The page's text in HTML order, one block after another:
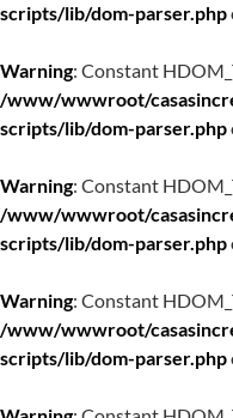
scripts/lib/dom-parser.php
Warning: Constant
/www/wwwroot/
scripts/lib/dom-parser.php
Warning: Constant
/www/wwwroot/
scripts/lib/dom-parser.php
Warning: Constant
/www/wwwroot/
scripts/lib/dom-parser.php